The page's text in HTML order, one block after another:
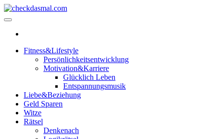
Zum
Inhalt
Fitness&Lifestyle
Persönlichkeitsentwicklung
Motivation&Karriere
Glücklich Leben
Entspannungsmusik
Liebe&Beziehung
Geld Sparen
Witze
Rätsel
Denkenach